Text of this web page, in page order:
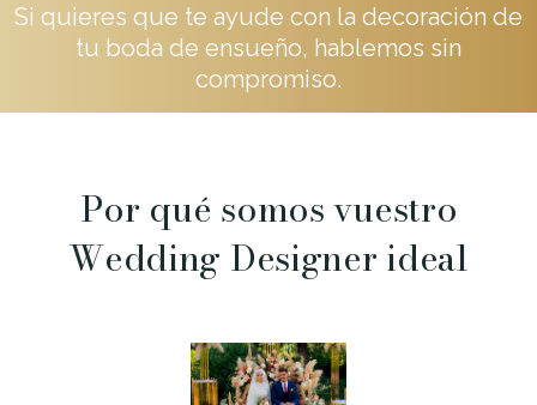
Si quieres que te ayude con la decoración de
tu boda de ensueño, hablemos sin
compromiso.
Por qué somos vuestro
Wedding Designer ideal